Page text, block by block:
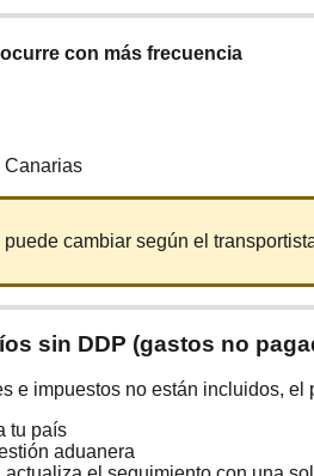
con más frecuencia
Canarias
cambiar según el
sin DDP (gastos no
e impuestos no están incluidos, el
tu país
aduanera